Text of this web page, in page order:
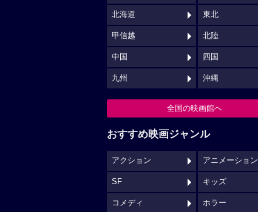
北海道 東北
甲信越 北陸
中国 四国
九州 沖縄
全国の映画館へ
おすすめ映画ジャンル
アクション アニメーション
SF キッズ
コメディ ホラー